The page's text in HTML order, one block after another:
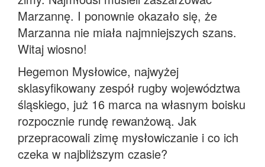
Marzannę. I ponownie okazało się, że
Marzanna nie miała najmniejszych szans.
Witaj wiosno!
Hegemon Mysłowice, najwyżej
sklasyfikowany zespół rugby województwa
śląskiego, już 16 marca na własnym boisku
rozpocznie rundę rewanżową. Jak
przepracowali zimę mysłowiczanie i co ich
czeka w najbliższym czasie?